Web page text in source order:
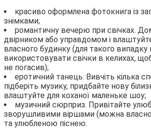
красиво оформлена фотокнига із
знімками;
романтичну вечерю при свічках.
двірником або управдомом і
власного будинку (для такого випадку
використовувати свічки в келихах,
не погасив);
еротичний танець. Вивчіть кілька
підберіть музику, придбайте нову
влаштуйте для коханої маленьке шоу;
музичний сюрприз. Привітайте
зворушливими віршами (можна
та улюбленою піснею.